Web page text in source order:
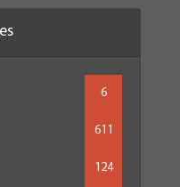
6
611
124